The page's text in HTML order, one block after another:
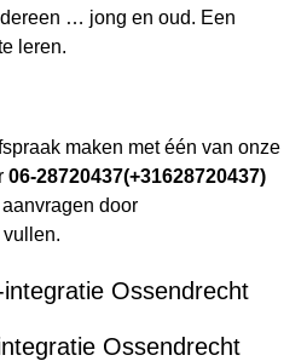
… jong en oud. Een
leren.
maken met één van onze
06-28720437(+31628720437)
door
vullen.
Ossendrecht
Ossendrecht